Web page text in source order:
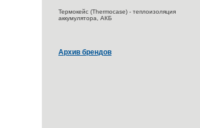
Термокейс (Thermocase) - теплоизоляция
аккумулятора, АКБ
Архив брендов